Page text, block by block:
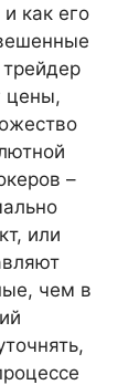
как его
цены,
–
или
чем в